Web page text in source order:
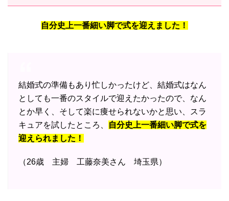
自分史上一番細い脚で式を迎えました！
結婚式の準備もあり忙しかったけど、結婚式はなん
としても一番のスタイルで迎えたかったので、なん
とか早く、そして楽に痩せられないかと思い、スラ
キュアを試したところ、
自分史上一番細い脚で式を
迎えられました！
（26歳 主婦 工藤奈美さん 埼玉県）